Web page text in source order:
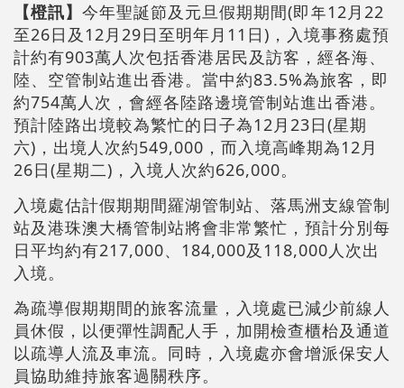
【橙訊】 今年聖誕節及元旦假期期間(即年12月22
至26日及12月29日至明年月11日)，入境事務處預
計約有903萬人次包括香港居民及訪客，經各海、
陸、空管制站進出香港。當中約83.5%為旅客，即
約754萬人次，會經各陸路邊境管制站進出香港。
預計陸路出境較為繁忙的日子為12月23日(星期
六)，出境人次約549,000，而入境高峰期為12月
26日(星期二)，入境人次約626,000。
入境處估計假期期間羅湖管制站、落馬洲支線管制
站及港珠澳大橋管制站將會非常繁忙，預計分別每
日平均約有217,000、184,000及118,000人次出
入境。
為疏導假期期間的旅客流量，入境處已減少前線人
員休假，以便彈性調配人手，加開檢查櫃枱及通道
以疏導人流及車流。同時，入境處亦會增派保安人
員協助維持旅客過關秩序。